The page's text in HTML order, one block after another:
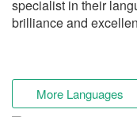
specialist in their
brilliance and
More Languages